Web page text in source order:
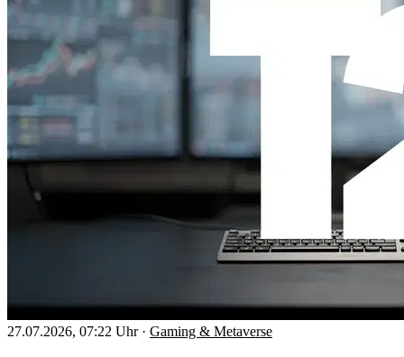
27.07.2026, 07:22 Uhr · Gaming & Metaverse